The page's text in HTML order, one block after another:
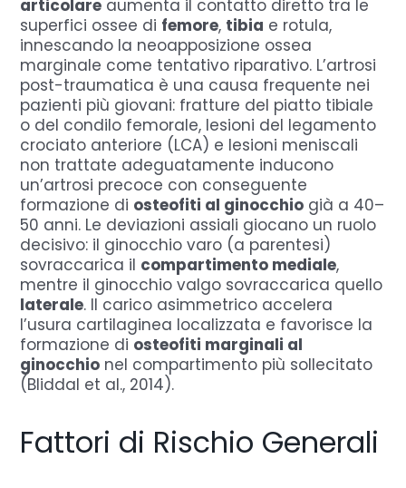
articolare aumenta il contatto diretto tra le
superfici ossee di femore, tibia e rotula,
innescando la neoapposizione ossea
marginale come tentativo riparativo. L’artrosi
post-traumatica è una causa frequente nei
pazienti più giovani: fratture del piatto tibiale
o del condilo femorale, lesioni del legamento
crociato anteriore (LCA) e lesioni meniscali
non trattate adeguatamente inducono
un’artrosi precoce con conseguente
formazione di osteofiti al ginocchio già a 40–
50 anni. Le deviazioni assiali giocano un ruolo
decisivo: il ginocchio varo (a parentesi)
sovraccarica il compartimento mediale,
mentre il ginocchio valgo sovraccarica quello
laterale. Il carico asimmetrico accelera
l’usura cartilaginea localizzata e favorisce la
formazione di osteofiti marginali al
ginocchio nel compartimento più sollecitato
(Bliddal et al., 2014).
Fattori di Rischio Generali